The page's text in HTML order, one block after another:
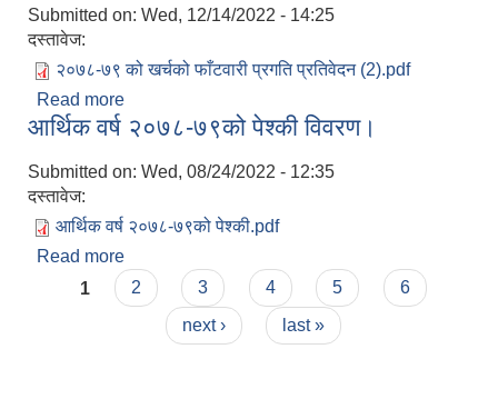
Submitted on: Wed, 12/14/2022 - 14:25
दस्तावेज:
२०७८-७९ को खर्चको फाँटवारी प्रगति प्रतिवेदन (2).pdf
Read more
आर्थिक विवरण र पेश्कीको मास्केवारी
आर्थिक वर्ष २०७८-७९को पेश्की विवरण।
Submitted on: Wed, 08/24/2022 - 12:35
दस्तावेज:
आर्थिक वर्ष २०७८-७९को पेश्की.pdf
Read more
Pages
1 2 3 4 5
6
next ›
last »